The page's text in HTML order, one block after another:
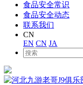
食品安全常识
食品安全动态
联系我们
CN
EN CN JA